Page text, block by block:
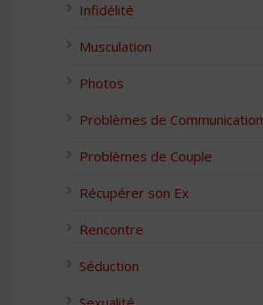
Infidélité
Musculation
Photos
Problèmes de Communication
Problèmes de Couple
Récupérer son Ex
Rencontre
Séduction